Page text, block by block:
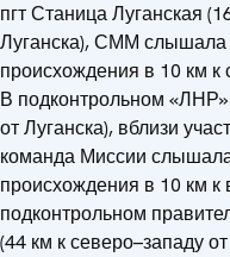
пгт Станица Луганская
Луганска), СММ слышала
происхождения в 10 км к
В подконтрольном
от Луганска), вблизи
команда Миссии
происхождения в 10 км к
подконтрольном
(44 км к северо–западу